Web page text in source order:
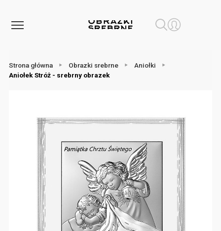
Strona główna Obrazki srebrne
Aniołki
Aniołek Stróż - srebrny obrazek